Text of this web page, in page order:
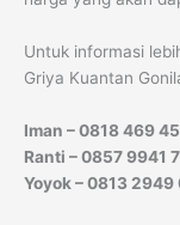
Untuk informasi
Griya Kuantan
Iman – 0818 469
Ranti – 0857 9941
Yoyok – 0813 2949